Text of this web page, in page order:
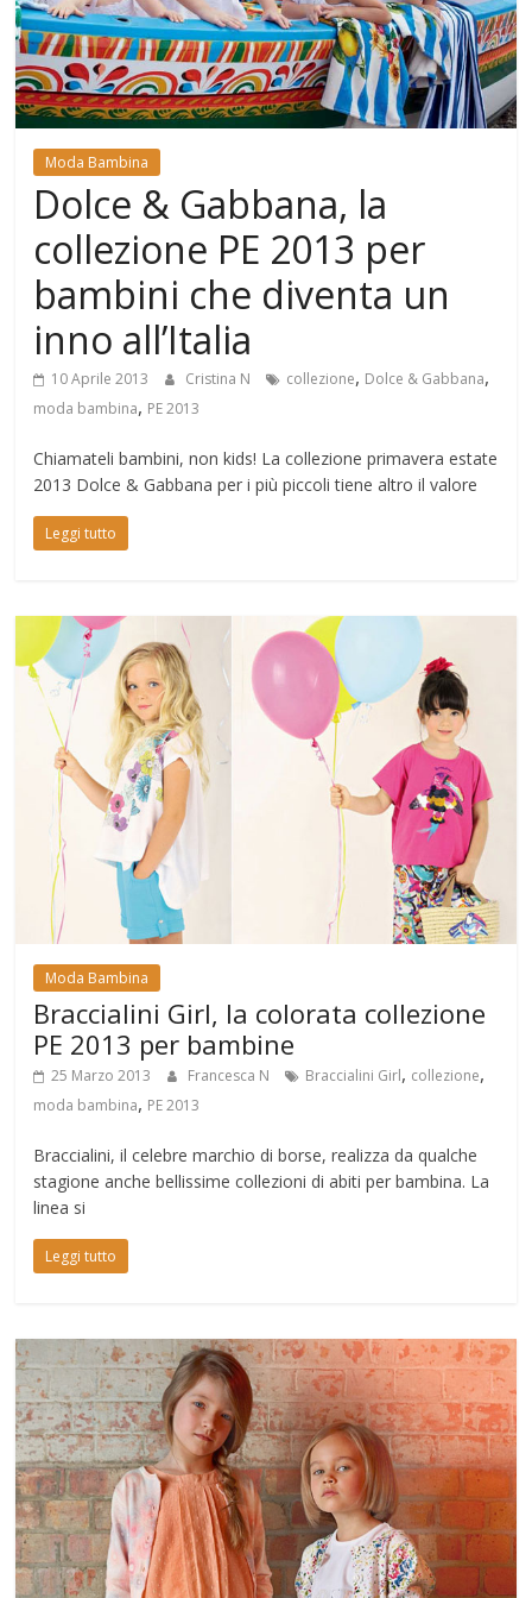
Mondo
Moda Bambina
Dolce & Gabbana, la
collezione PE 2013 per
bambini che diventa un
inno all’Italia
10 Aprile 2013 Cristina N collezione, Dolce & Gabbana,
moda bambina, PE 2013
Chiamateli bambini, non kids! La collezione primavera estate
2013 Dolce & Gabbana per i più piccoli tiene altro il valore
Leggi tutto
Moda Bambina
Braccialini Girl, la colorata collezione
PE 2013 per bambine
25 Marzo 2013 Francesca N Braccialini Girl, collezione,
moda bambina, PE 2013
Braccialini, il celebre marchio di borse, realizza da qualche
stagione anche bellissime collezioni di abiti per bambina. La
linea si
Leggi tutto